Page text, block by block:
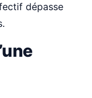
dépasse